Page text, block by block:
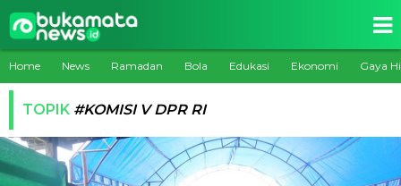
Home News Ramadan Bola Edukasi Ekonomi Gaya
TOPIK #KOMISI V DPR RI